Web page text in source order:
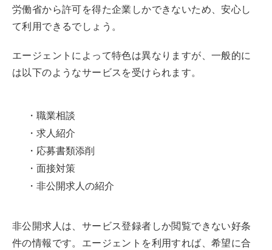
労働省から許可を得た企業しかできないため、安心し
て利用できるでしょう。
エージェントによって特色は異なりますが、一般的に
は以下のようなサービスを受けられます。
・職業相談
・求人紹介
・応募書類添削
・面接対策
・非公開求人の紹介
非公開求人は、サービス登録者しか閲覧できない好条
件の情報です。エージェントを利用すれば、希望に合